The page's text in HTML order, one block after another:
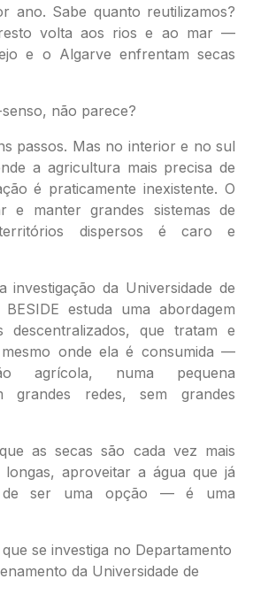
ano. Sabe quanto reutilizamos?
volta aos rios e ao mar —
e o Algarve enfrentam secas
não parece?
passos. Mas no interior e no sul
a agricultura mais precisa de
é praticamente inexistente. O
e manter grandes sistemas de
dispersos é caro e
investigação da Universidade de
estuda uma abordagem
descentralizados, que tratam e
onde ela é consumida —
agrícola, numa pequena
grandes redes, sem grandes
as secas são cada vez mais
longas, aproveitar a água que já
de ser uma opção — é uma
se investiga no Departamento
da Universidade de